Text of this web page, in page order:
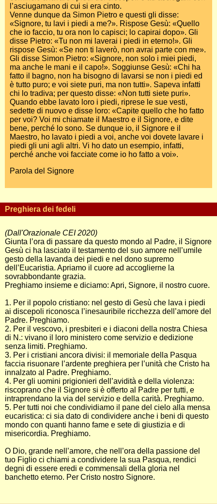
l’asciugamano di cui si era cinto.
Venne dunque da Simon Pietro e questi gli disse:
«Signore, tu lavi i piedi a me?». Rispose Gesù: «Quello
che io faccio, tu ora non lo capisci; lo capirai dopo». Gli
disse Pietro: «Tu non mi laverai i piedi in eterno!». Gli
rispose Gesù: «Se non ti laverò, non avrai parte con me».
Gli disse Simon Pietro: «Signore, non solo i miei piedi,
ma anche le mani e il capo!». Soggiunse Gesù: «Chi ha
fatto il bagno, non ha bisogno di lavarsi se non i piedi ed
è tutto puro; e voi siete puri, ma non tutti». Sapeva infatti
chi lo tradiva; per questo disse: «Non tutti siete puri».
Quando ebbe lavato loro i piedi, riprese le sue vesti,
sedette di nuovo e disse loro: «Capite quello che ho fatto
per voi? Voi mi chiamate il Maestro e il Signore, e dite
bene, perché lo sono. Se dunque io, il Signore e il
Maestro, ho lavato i piedi a voi, anche voi dovete lavare i
piedi gli uni agli altri. Vi ho dato un esempio, infatti,
perché anche voi facciate come io ho fatto a voi».
Parola del Signore
Preghiera dei fedeli
(Dall'Orazionale CEI 2020)
Giunta l’ora di passare da questo mondo al Padre, il Signore
Gesù ci ha lasciato il testamento del suo amore nell’umile
gesto della lavanda dei piedi e nel dono supremo
dell’Eucaristia. Apriamo il cuore ad accoglierne la
sovrabbondante grazia.
Preghiamo insieme e diciamo: Apri, Signore, il nostro cuore.
1. Per il popolo cristiano: nel gesto di Gesù che lava i piedi
ai discepoli riconosca l’inesauribile ricchezza dell’amore del
Padre. Preghiamo.
2. Per il vescovo, i presbiteri e i diaconi della nostra Chiesa
di N.: vivano il loro ministero come servizio e dedizione
senza limiti. Preghiamo.
3. Per i cristiani ancora divisi: il memoriale della Pasqua
faccia risuonare l’ardente preghiera per l’unità che Cristo ha
innalzato al Padre. Preghiamo.
4. Per gli uomini prigionieri dell’avidità e della violenza:
riscoprano che il Signore si è offerto al Padre per tutti, e
intraprendano la via del servizio e della carità. Preghiamo.
5. Per tutti noi che condividiamo il pane del cielo alla mensa
eucaristica: ci sia dato di condividere anche i beni di questo
mondo con quanti hanno fame e sete di giustizia e di
misericordia. Preghiamo.
O Dio, grande nell’amore, che nell’ora della passione del
tuo Figlio ci chiami a condividere la sua Pasqua, rendici
degni di essere eredi e commensali della gloria nel
banchetto eterno. Per Cristo nostro Signore.